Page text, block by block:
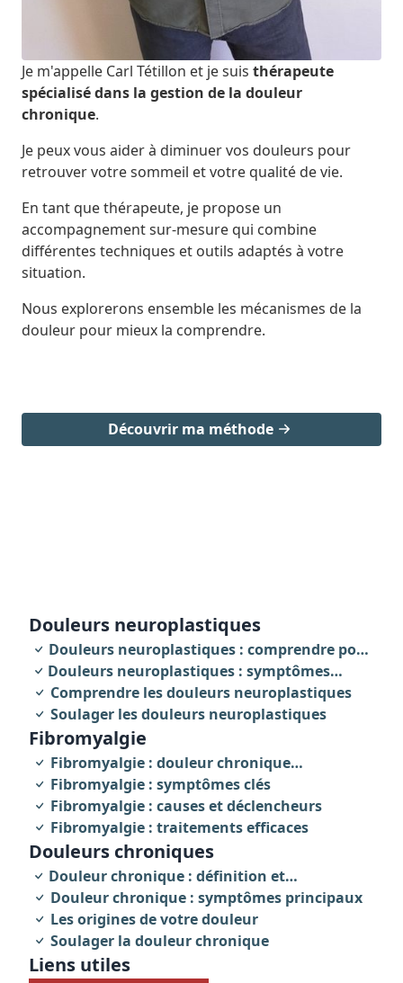
Je m'appelle Carl Tétillon et je suis thérapeute
spécialisé dans la gestion de la douleur
chronique.
Je peux vous aider à diminuer vos douleurs pour
retrouver votre sommeil et votre qualité de vie.
En tant que thérapeute, je propose un
accompagnement sur-mesure qui combine
différentes techniques et outils adaptés à votre
situation.
Nous explorerons ensemble les mécanismes de la
douleur pour mieux la comprendre.
Découvrir ma méthode
Douleurs chroniques
Douleur chronique : définition et
caractéristiques
Douleur chronique : symptômes principaux
Les origines de votre douleur
Soulager la douleur chronique
fibromyalgie
Fibromyalgie : douleur chronique
invalidante
Fibromyalgie : symptômes clés
Fibromyalgie : causes et déclencheurs
Fibromyalgie : traitements efficaces
douleurs neuroplastiques
Douleurs neuroplastiques : comprendre pour
agir
Douleurs neuroplastiques : symptômes
révélateurs
Comprendre les douleurs neuroplastiques
Soulager les douleurs neuroplastiques
Liens utiles